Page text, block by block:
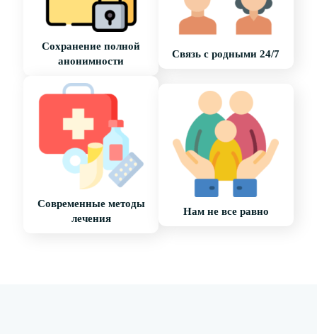
Сохранение полной
анонимности
Связь с родными 24/7
Современные методы
лечения
Нам не все равно